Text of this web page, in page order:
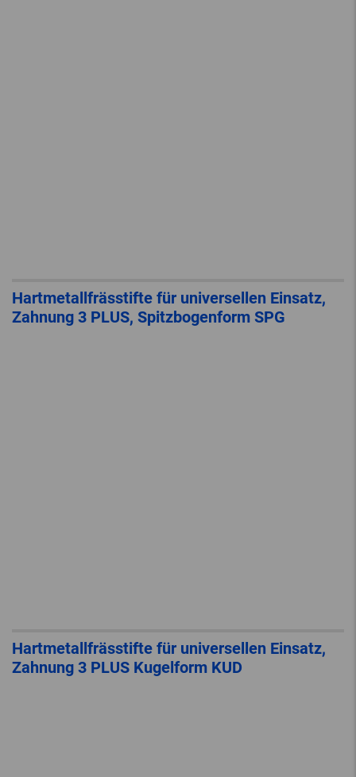
Hartmetallfrässtifte für universellen Einsatz,
Zahnung 3 PLUS, Spitzbogenform SPG
Hartmetallfrässtifte für universellen Einsatz,
Zahnung 3 PLUS Kugelform KUD